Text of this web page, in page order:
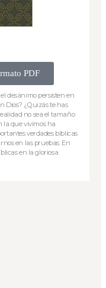
PDF
desánimo persisten en
Dios? ¿Quizás te has
no sea el tamaño
la que vivimos ha
verdades bíblicas
en las pruebas. En
en la gloriosa